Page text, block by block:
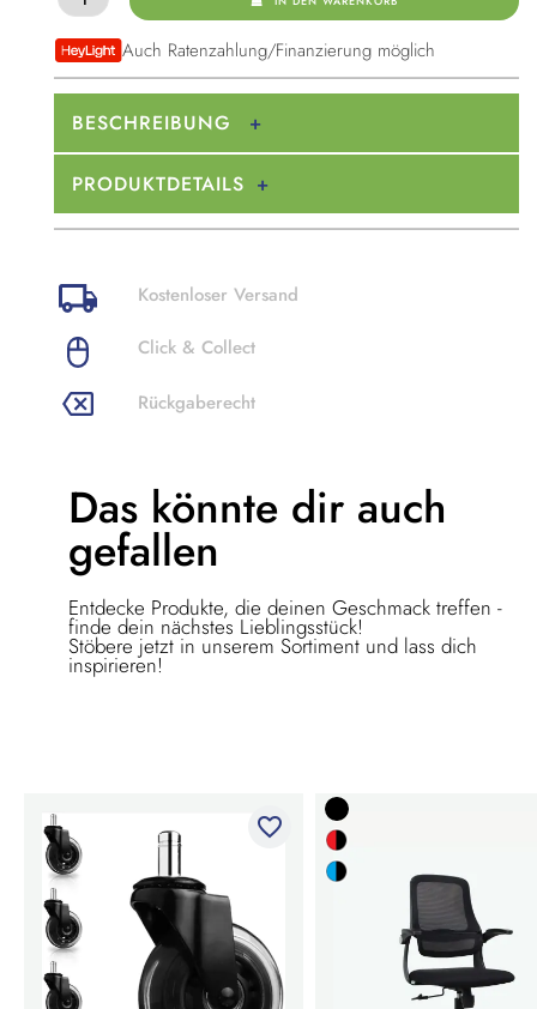
Auch Ratenzahlung/Finanzierung möglich
BESCHREIBUNG
PRODUKTDETAILS
Kostenloser Versand
Click & Collect
Rückgaberecht
Das könnte dir auch
gefallen
Entdecke Produkte, die deinen Geschmack treffen -
finde dein nächstes Lieblingsstück!
Stöbere jetzt in unserem Sortiment und lass dich
inspirieren!
favorite_border